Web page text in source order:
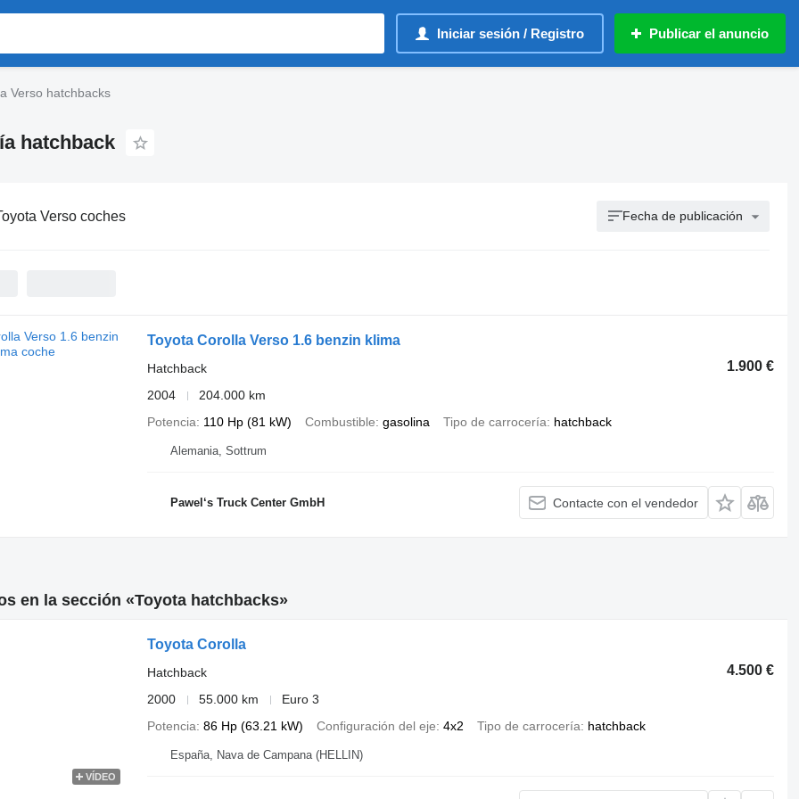
Iniciar sesión / Registro Publicar el anuncio
Verso hatchbacks
hatchback
Verso coches Fecha de publicación
Toyota Corolla Verso 1.6 benzin klima
1.900 €
Hatchback
2004
204.000 km
Potencia
110 Hp (81 kW) Combustible gasolina Tipo de carrocería hatchback
Alemania, Sottrum
Pawel‘s Truck Center GmbH Contacte con el vendedor
en la sección «Toyota hatchbacks»
VÍDEO
Toyota Corolla
4.500 €
Hatchback
2000
55.000 km
Euro 3
Potencia 86 Hp (63.21 kW) Configuración del eje 4x2 Tipo de carrocería hatchback
España, Nava de Campana (HELLIN)